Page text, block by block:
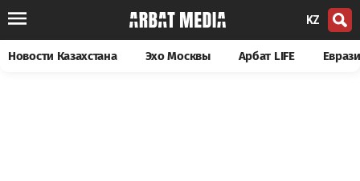
KZ
Новости Казахстана Эхо Москвы Арбат LIFE